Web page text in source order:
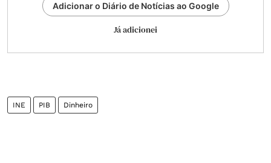
Adicionar o Diário de Notícias ao Google
Já adicionei
INE PIB Dinheiro